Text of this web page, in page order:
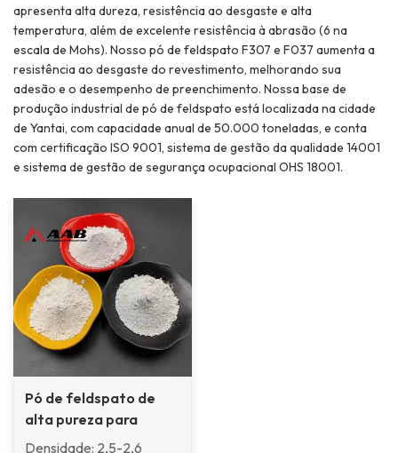
apresenta alta dureza, resistência ao desgaste e alta
temperatura, além de excelente resistência à abrasão (6 na
escala de Mohs). Nosso pó de feldspato F307 e F037 aumenta a
resistência ao desgaste do revestimento, melhorando sua
adesão e o desempenho de preenchimento. Nossa base de
produção industrial de pó de feldspato está localizada na cidade
de Yantai, com capacidade anual de 50.000 toneladas, e conta
com certificação ISO 9001, sistema de gestão da qualidade 14001
e sistema de gestão de segurança ocupacional OHS 18001.
Pó de feldspato de
alta pureza para
tintas e
Densidade: 2,5-2,6